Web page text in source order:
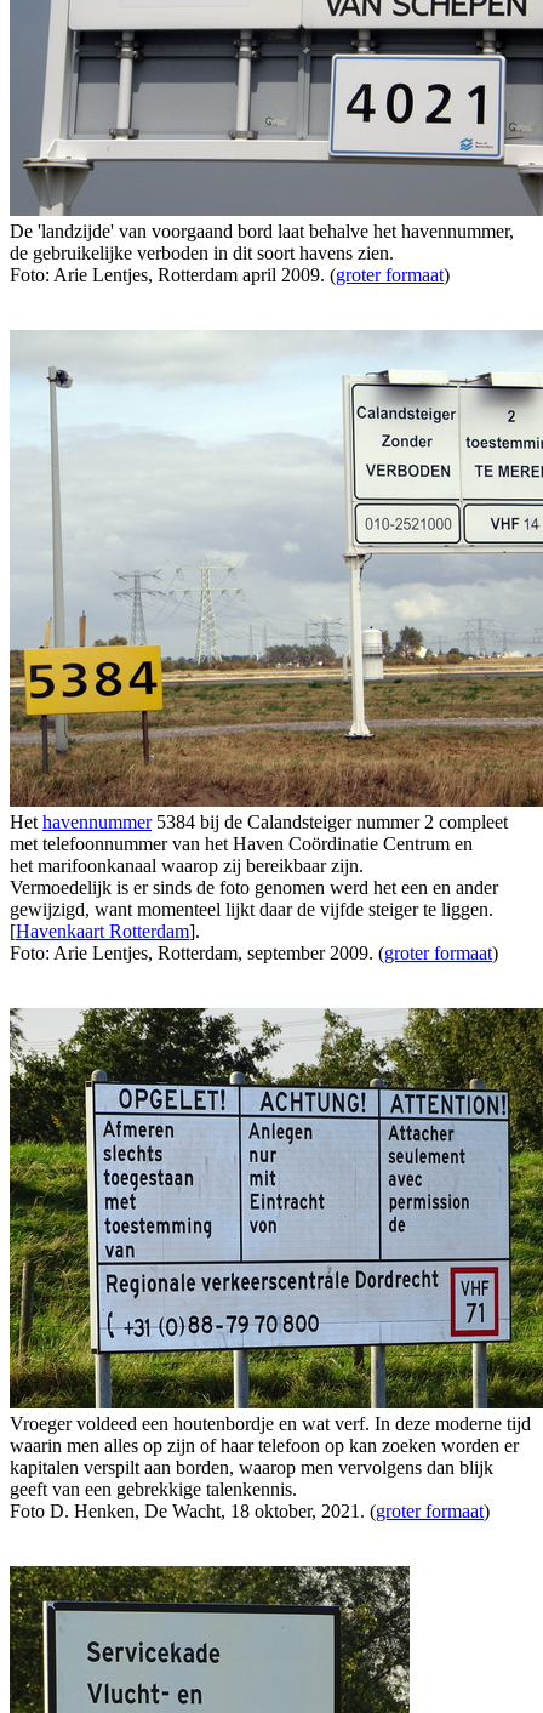
De 'landzijde' van voorgaand bord laat behalve het havennummer,
de gebruikelijke verboden in dit soort havens zien.
Foto: Arie Lentjes, Rotterdam april 2009. (groter formaat)
Het havennummer5384 bij de Calandsteiger nummer 2 compleet
met telefoonnummer van het Haven Coördinatie Centrum en
het marifoonkanaal waarop zij bereikbaar zijn.
Vermoedelijk is er sinds de foto genomen werd het een en ander
gewijzigd, want momenteel lijkt daar de vijfde steiger te liggen.
[Havenkaart Rotterdam].
Foto: Arie Lentjes, Rotterdam, september 2009. (groter formaat)
Vroeger voldeed een houtenbordje en wat verf. In deze moderne tijd
waarin men alles op zijn of haar telefoon op kan zoeken worden er
kapitalen verspilt aan borden, waarop men vervolgens dan blijk
geeft van een gebrekkige talenkennis.
Foto D. Henken, De Wacht, 18 oktober, 2021. (groter formaat)